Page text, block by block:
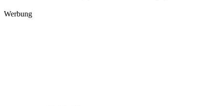
Werbung